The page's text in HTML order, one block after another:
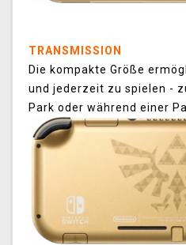
TRANSMISSION
Die kompakte Größe
und jederzeit zu spielen -
Park oder während einer